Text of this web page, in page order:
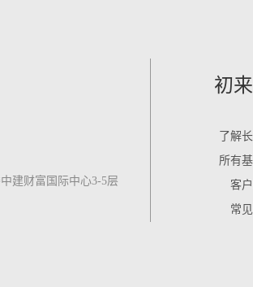
建财富国际中心3-5层
初
了解
所有
客
常